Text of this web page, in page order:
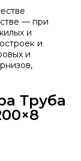
— при
и
и
и
Труба